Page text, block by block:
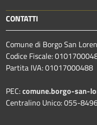
CONTATTI
Comune di Borgo San
Codice Fiscale:
Partita IVA: 01017000488
PEC:comune.borgo-san-
Centralino Unico: 055-